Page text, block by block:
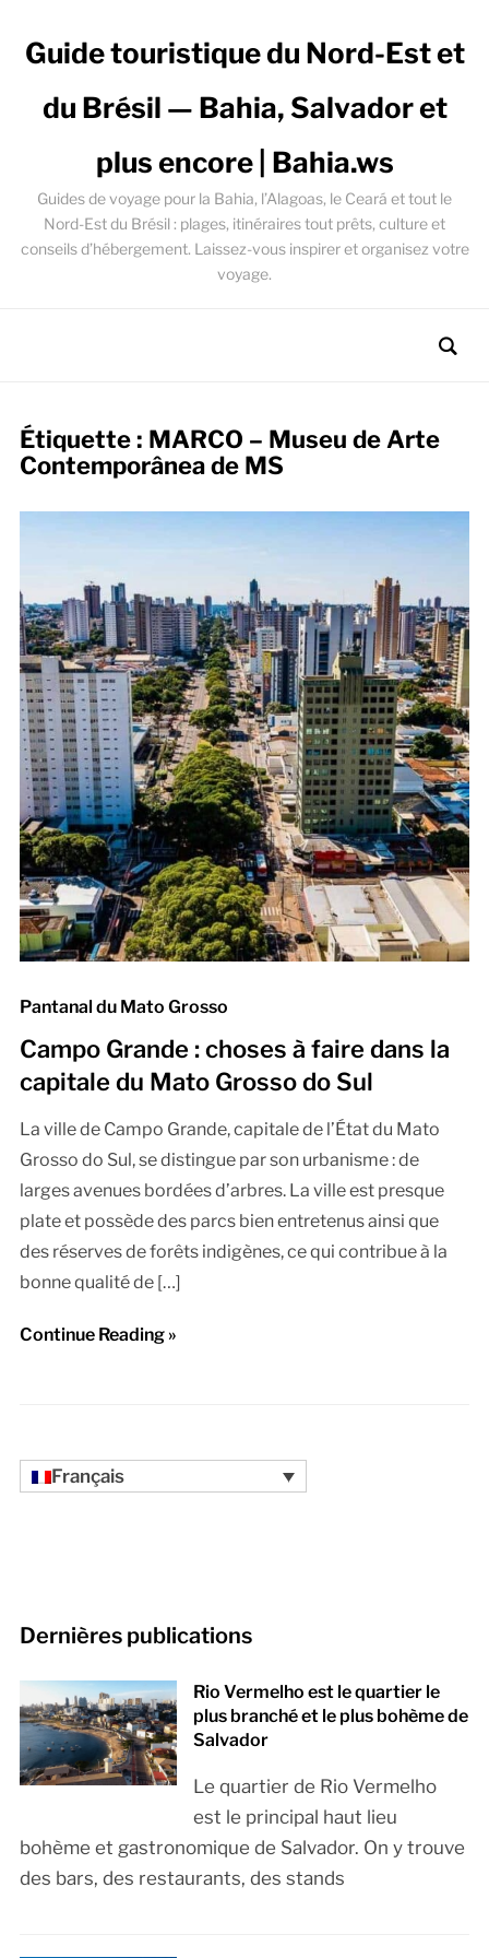
Guide touristique du Nord-Est et
du Brésil — Bahia, Salvador et
plus encore | Bahia.ws
Guides de voyage pour la Bahia, l’Alagoas, le Ceará et tout le
Nord-Est du Brésil : plages, itinéraires tout prêts, culture et
conseils d’hébergement. Laissez-vous inspirer et organisez votre
voyage.
Étiquette : MARCO – Museu de Arte
Contemporânea de MS
Pantanal du Mato Grosso
Campo Grande : choses à faire dans la
capitale du Mato Grosso do Sul
La ville de Campo Grande, capitale de l’État du Mato
Grosso do Sul, se distingue par son urbanisme : de
larges avenues bordées d’arbres. La ville est presque
plate et possède des parcs bien entretenus ainsi que
des réserves de forêts indigènes, ce qui contribue à la
bonne qualité de […]
Continue Reading »
Français
Dernières publications
Rio Vermelho est le quartier le
plus branché et le plus bohème de
Salvador
Le quartier de Rio Vermelho
est le principal haut lieu
bohème et gastronomique de Salvador. On y trouve
des bars, des restaurants, des stands